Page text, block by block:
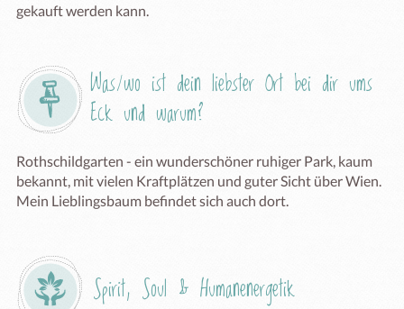
gekauft werden kann.
Was/wo ist dein liebster Ort bei dir ums
Eck und warum?
Rothschildgarten - ein wunderschöner ruhiger Park, kaum
bekannt, mit vielen Kraftplätzen und guter Sicht über Wien.
Mein Lieblingsbaum befindet sich auch dort.
Spirit, Soul & Humanenergetik